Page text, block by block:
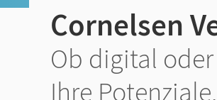
Cornelsen
Ob digital
Ihre Potenziale.